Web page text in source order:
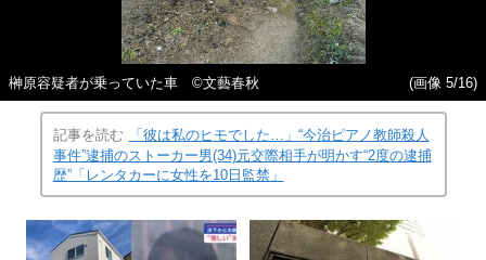
榊原容疑者が乗っていた車 ©文藝春秋 (画像 5/16)
記事を読む
「彼は私のヒモでした…」“今治ピアノ教師殺人
事件”逮捕のストーカー男(34)元交際相手が明かす“2度の逮捕
歴”「レンタカーに女性を10日監禁」